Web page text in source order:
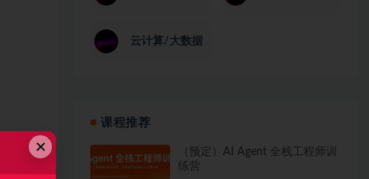
云计算/大数据
课程推荐
（预定）AI Agent 全栈工程师训
练营
×